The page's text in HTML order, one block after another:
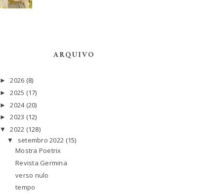
ARQUIVO
►2026 (8)
►2025 (17)
►2024 (20)
►2023 (12)
▼2022 (128)
▼ setembro 2022 (15)
Mostra Poetrix
Revista Germina
verso nulo
tempo